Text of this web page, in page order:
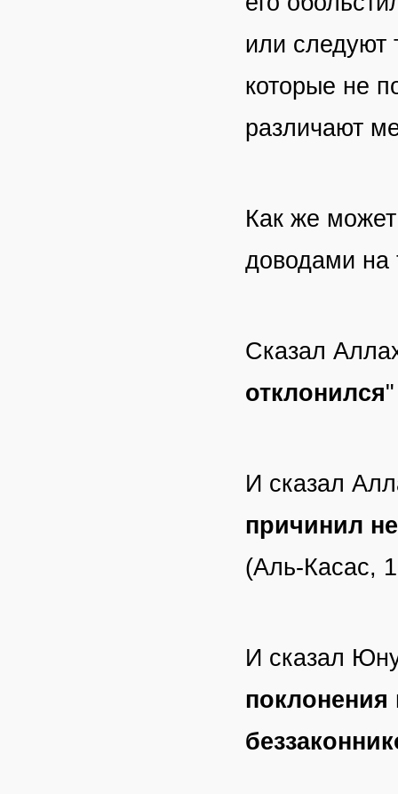
или следуют
которые не
различают
Как же
доводами на
Сказал
отклонился
И сказал
причинил
(Аль-Касас,
И сказал